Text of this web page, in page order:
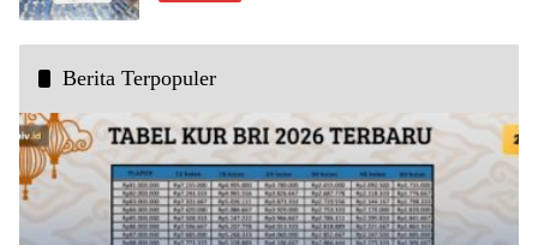
Berita Terpopuler